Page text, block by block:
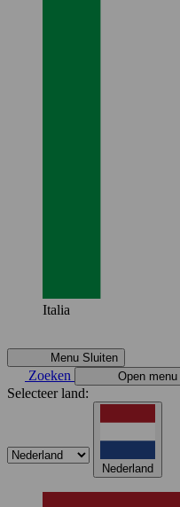
Italia
Menu Sluiten
Zoeken Open menu
Selecteer land:
Nederland